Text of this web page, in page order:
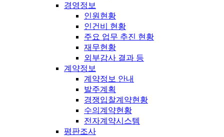
경영정보
인원현황
인건비 현황
주요 업무 추진 현황
재무현황
외부감사 결과 등
계약정보
계약정보 안내
발주계획
경쟁입찰계약현황
수의계약현황
전자계약시스템
평판조사